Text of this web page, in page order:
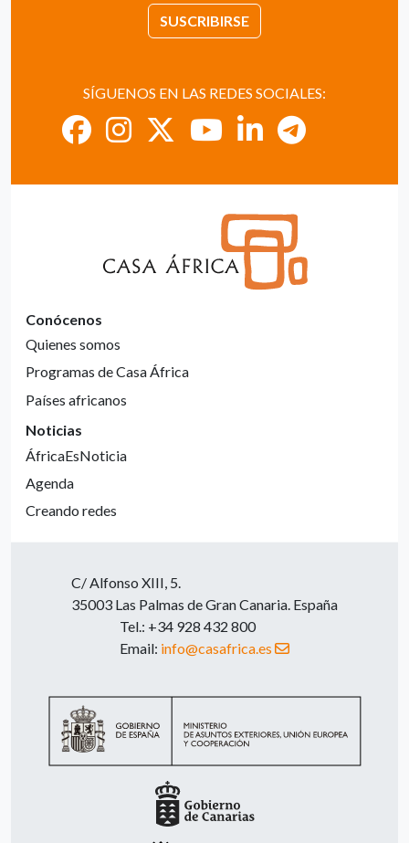
SUSCRIBIRSE
SÍGUENOS EN LAS REDES SOCIALES:
Conócenos
Quienes somos
Programas de Casa África
Países africanos
Noticias
ÁfricaEsNoticia
Agenda
Creando redes
C/ Alfonso XIII, 5.
35003 Las Palmas de Gran Canaria. España
Tel.: +34 928 432 800
Email: info@casafrica.es